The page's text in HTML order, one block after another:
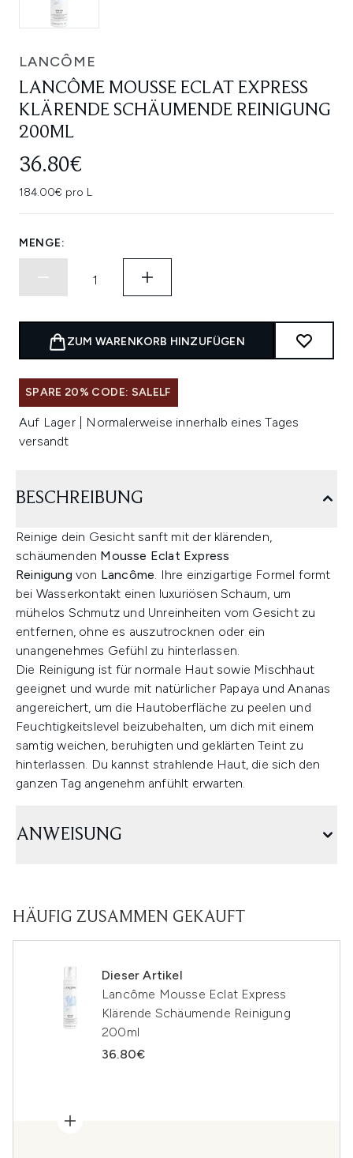
LANCÔME
LANCÔME MOUSSE ECLAT EXPRESS
KLÄRENDE SCHÄUMENDE REINIGUNG
200ML
36.80€
184.00€ pro L
MENGE:
ZUM WARENKORB HINZUFÜGEN
SPARE 20% CODE: SALELF
Auf Lager | Normalerweise innerhalb eines Tages
versandt
BESCHREIBUNG
Reinige dein Gesicht sanft mit der klärenden,
schäumenden Mousse Eclat Express
Reinigung von Lancôme. Ihre einzigartige Formel formt
bei Wasserkontakt einen luxuriösen Schaum, um
mühelos Schmutz und Unreinheiten vom Gesicht zu
entfernen, ohne es auszutrocknen oder ein
unangenehmes Gefühl zu hinterlassen.
Die Reinigung ist für normale Haut sowie Mischhaut
geeignet und wurde mit natürlicher Papaya und Ananas
angereichert, um die Hautoberfläche zu peelen und
Feuchtigkeitslevel beizubehalten, um dich mit einem
samtig weichen, beruhigten und geklärten Teint zu
hinterlassen. Du kannst strahlende Haut, die sich den
ganzen Tag angenehm anfühlt erwarten.
ANWEISUNG
HÄUFIG ZUSAMMEN GEKAUFT
Dieser Artikel
Lancôme Mousse Eclat Express
Klärende Schäumende Reinigung
200ml
36.80€